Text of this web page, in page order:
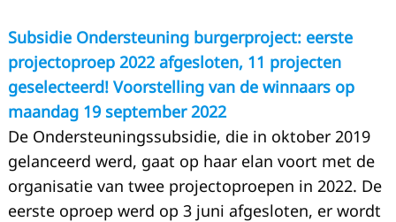
Subsidie Ondersteuning burgerproject: eerste
projectoproep 2022 afgesloten, 11 projecten
geselecteerd! Voorstelling van de winnaars op
maandag 19 september 2022
De Ondersteuningssubsidie, die in oktober 2019
gelanceerd werd, gaat op haar elan voort met de
organisatie van twee projectoproepen in 2022. De
eerste oproep werd op 3 juni afgesloten, er wordt